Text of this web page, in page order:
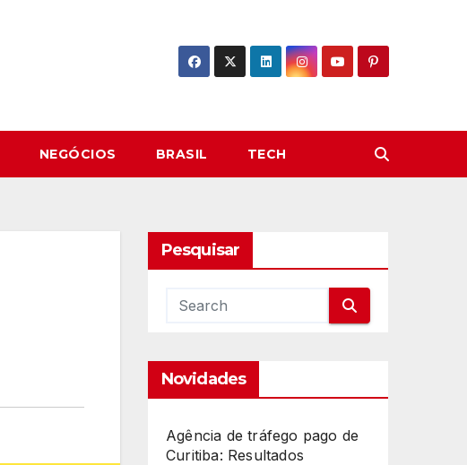
NEGÓCIOS BRASIL TECH
Pesquisar
Novidades
Agência de tráfego pago de
Curitiba: Resultados